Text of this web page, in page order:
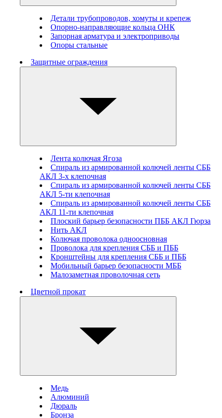
Детали трубопроводов, хомуты и крепеж
Опорно-направляющие кольца ОНК
Запорная арматура и электроприводы
Опоры стальные
Защитные ограждения
Лента колючая Ягоза
Спираль из армированной колючей ленты СББ
АКЛ 3-х клепочная
Спираль из армированной колючей ленты СББ
АКЛ 5-ти клепочная
Спираль из армированной колючей ленты СББ
АКЛ 11-ти клепочная
Плоский барьер безопасности ПББ АКЛ Гюрза
Нить АКЛ
Колючая проволока одноосновная
Проволока для крепления СББ и ПББ
Кронштейны для крепления СББ и ПББ
Мобильный барьер безопасности МББ
Малозаметная проволочная сеть
Цветной прокат
Медь
Алюминий
Дюраль
Бронза